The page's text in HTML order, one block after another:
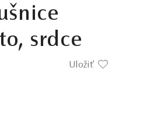
srdce
Uložiť